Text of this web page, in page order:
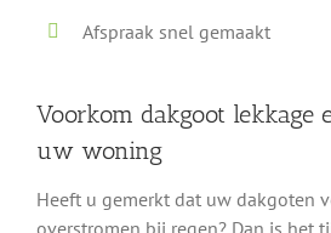
Afspraak snel gemaakt
Voorkom dakgoot lekkage
uw woning
Heeft u gemerkt dat uw dakgoten